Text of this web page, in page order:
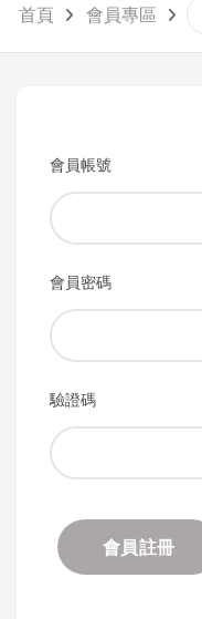
首頁 會員專區
會員帳號
會員密碼
驗證碼
會員註冊